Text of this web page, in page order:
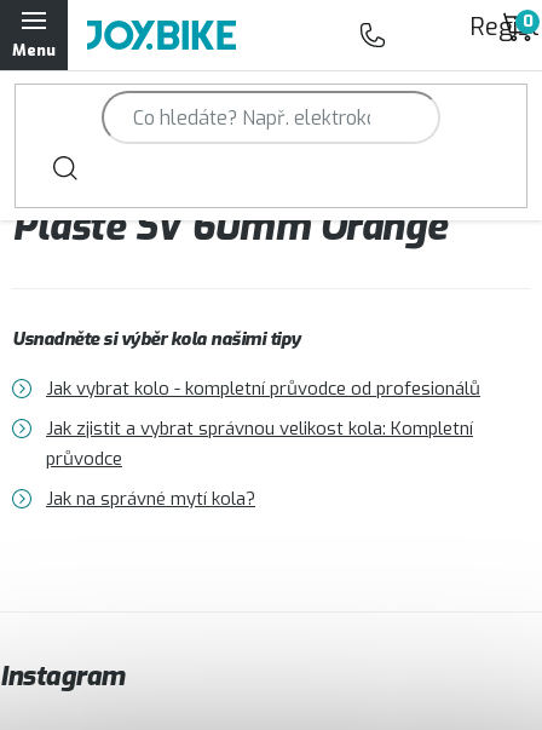
Přejít
na
obsah
Trailová kola Qayron
Horská kola Qayron
Dámská horská kola Qayron
Doplňky a oblečení Qayron
Kontakt Servisní a výdejní místa
Pláště SV 60mm Orange
Usnadněte si výběr kola našimi tipy
Jak vybrat kolo - kompletní průvodce od profesionálů
Jak zjistit a vybrat správnou velikost kola: Kompletní
průvodce
Jak na správné mytí kola?
Instagram